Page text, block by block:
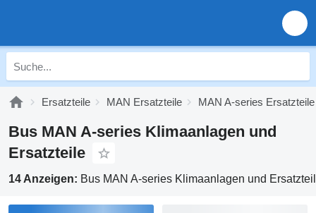
Ersatzteile MAN Ersatzteile MAN A-series Ersatzteile
Bus MAN A-series Klimaanlagen und
Ersatzteile
14 Anzeigen: Bus MAN A-series Klimaanlagen und